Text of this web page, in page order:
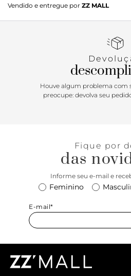
formato maleável e acabamento
em tira rolotê trançada com
Vendido e entregue por ZZ MALL
Houve algum problema com
preocupe: devolva seu
Fique por
das
Informe seu e-mail e
Feminino
E-mail*